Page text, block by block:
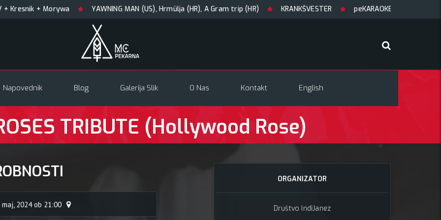
+ Morywa YAWNING MAN (US), Hrmülja (HR), A Gram trip (HR) KRANKŠVESTER peKARAOKE
Napovednik Blog Galerija Slik O Nas Kontakt English
TRIBUTE (Hollywood Rose)
2024 ob 21:00
ORGANIZATOR
Društvo IndiJanez